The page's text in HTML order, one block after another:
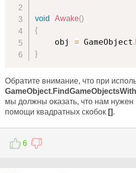
void Awake()
{
    obj
= GameObject.
}
Обратите внимание, что при
мы должны оказать, что нам нужен
помощи квадратных скобок [].
6